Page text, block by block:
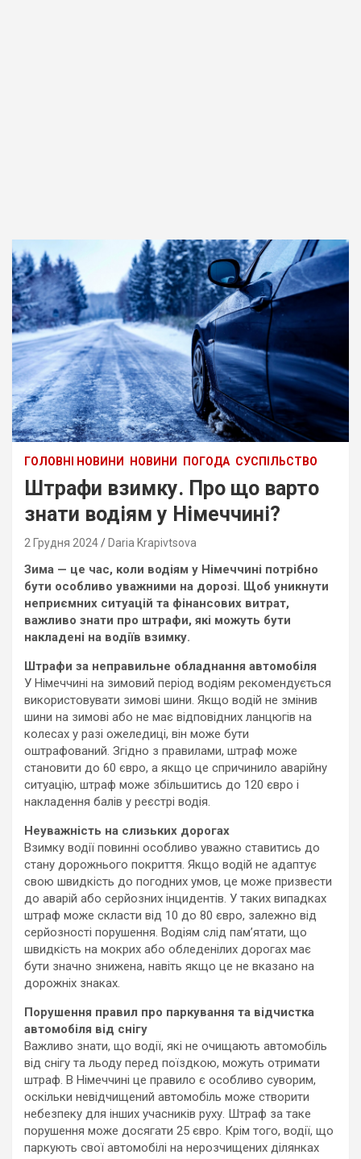
ГОЛОВНІ НОВИНИ НОВИНИ ПОГОДА СУСПІЛЬСТВО
Штрафи взимку. Про що варто
знати водіям у Німеччині?
2 Грудня 2024 Daria Krapivtsova
Зима — це час, коли водіям у Німеччині потрібно
бути особливо уважними на дорозі. Щоб уникнути
неприємних ситуацій та фінансових витрат,
важливо знати про штрафи, які можуть бути
накладені на водіїв взимку.
Штрафи за неправильне обладнання автомобіля
У Німеччині на зимовий період водіям рекомендується
використовувати зимові шини. Якщо водій не змінив
шини на зимові або не має відповідних ланцюгів на
колесах у разі ожеледиці, він може бути
оштрафований. Згідно з правилами, штраф може
становити до 60 євро, а якщо це спричинило аварійну
ситуацію, штраф може збільшитись до 120 євро і
накладення балів у реєстрі водія.
Неуважність на слизьких дорогах
Взимку водії повинні особливо уважно ставитись до
стану дорожнього покриття. Якщо водій не адаптує
свою швидкість до погодних умов, це може призвести
до аварій або серйозних інцидентів. У таких випадках
штраф може скласти від 10 до 80 євро, залежно від
серйозності порушення. Водіям слід пам’ятати, що
швидкість на мокрих або обледенілих дорогах має
бути значно знижена, навіть якщо це не вказано на
дорожніх знаках.
Порушення правил про паркування та відчистка
автомобіля від снігу
Важливо знати, що водії, які не очищають автомобіль
від снігу та льоду перед поїздкою, можуть отримати
штраф. В Німеччині це правило є особливо суворим,
оскільки невідчищений автомобіль може створити
небезпеку для інших учасників руху. Штраф за таке
порушення може досягати 25 євро. Крім того, водії, що
паркують свої автомобілі на нерозчищених ділянках